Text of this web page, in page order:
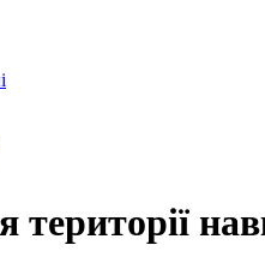
території